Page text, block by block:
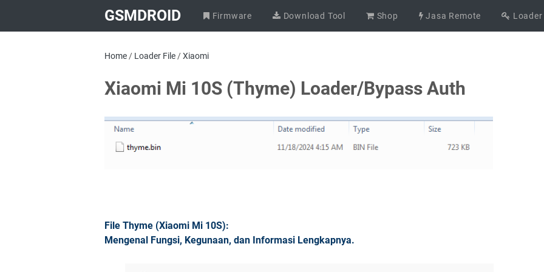
GSMDROID Firmware Download Tool Shop Jasa Remote Loader
Home / Loader File /Xiaomi
Xiaomi Mi 10S (Thyme) Loader/Bypass Auth
File Thyme (Xiaomi Mi 10S):
Mengenal Fungsi, Kegunaan, dan Informasi Lengkapnya.